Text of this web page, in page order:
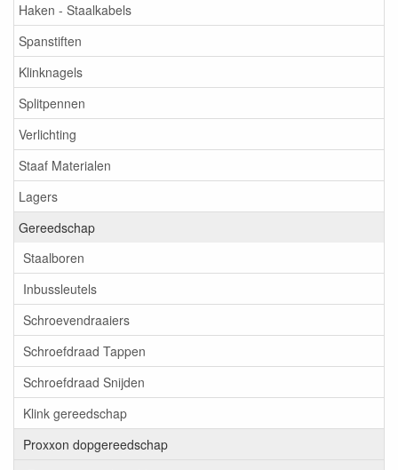
Haken - Staalkabels
Spanstiften
Klinknagels
Splitpennen
Verlichting
Staaf Materialen
Lagers
Gereedschap
Staalboren
Inbussleutels
Schroevendraaiers
Schroefdraad Tappen
Schroefdraad Snijden
Klink gereedschap
Proxxon dopgereedschap